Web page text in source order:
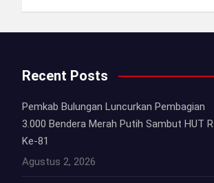
Recent Posts
Pemkab Bulungan Luncurkan Pembagian
3.000 Bendera Merah Putih Sambut HUT RI
Ke-81
Agustus 2, 2026